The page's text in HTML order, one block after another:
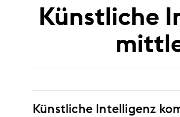
Künstliche
Künstliche Intelligenz